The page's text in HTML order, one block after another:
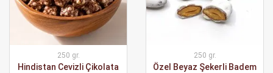
250 gr.
Hindistan Cevizli Çikolata
250 gr.
Özel Beyaz Şekerli Badem